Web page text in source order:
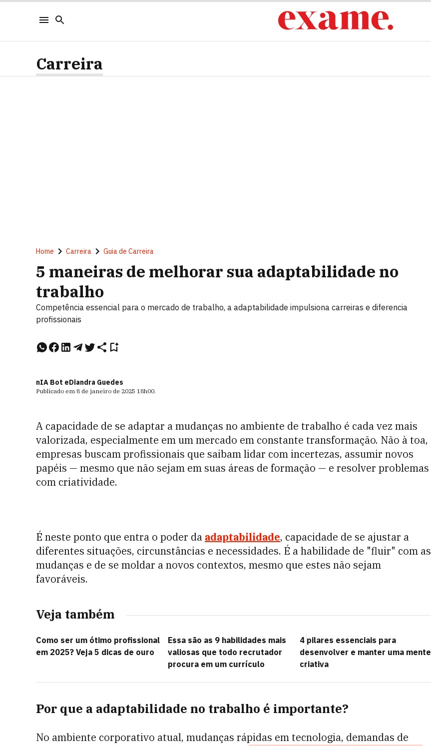
Carreira
Home Carreira Guia de Carreira
5 maneiras de melhorar sua adaptabilidade no
trabalho
Competência essencial para o mercado de trabalho, a adaptabilidade impulsiona carreiras e diferencia
profissionais
nIA Bot eDiandra Guedes
Publicado em 8 de janeiro de 2025 18h00.
A capacidade de se adaptar a mudanças no ambiente de trabalho é cada vez mais
valorizada, especialmente em um mercado em constante transformação. Não à toa,
empresas buscam profissionais que saibam lidar com incertezas, assumir novos
papéis — mesmo que não sejam em suas áreas de formação — e resolver problemas
com criatividade.
É neste ponto que entra o poder da adaptabilidade, capacidade de se ajustar a
diferentes situações, circunstâncias e necessidades. É a habilidade de "fluir" com as
mudanças e de se moldar a novos contextos, mesmo que estes não sejam
favoráveis.
Veja também
Como ser um ótimo profissional
em 2025? Veja 5 dicas de ouro
Essa são as 9 habilidades mais
valiosas que todo recrutador
procura em um currículo
4 pilares essenciais para
desenvolver e manter uma mente
criativa
Por que a adaptabilidade no trabalho é importante?
No ambiente corporativo atual, mudanças rápidas em tecnologia, demandas de